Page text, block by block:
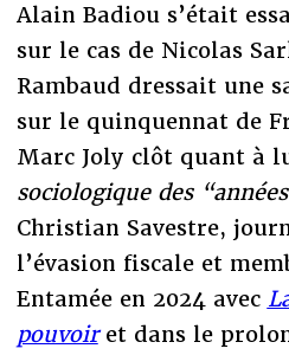
Alain Badiou s’était
sur le cas de Nicolas
Rambaud dressait une
sur le quinquennat de
Marc Joly clôt quant à
sociologique des
Christian Savestre,
l’évasion fiscale et
Entamée en 2024 avec
pouvoiret dans le